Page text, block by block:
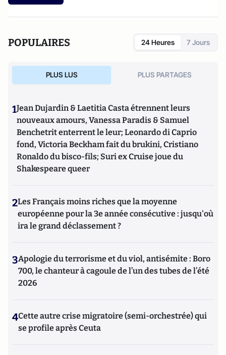
POPULAIRES 24 Heures 7 Jours
PLUS LUS PLUS PARTAGES
1Jean Dujardin & Laetitia Casta étrennent leurs
nouveaux amours, Vanessa Paradis & Samuel
Benchetrit enterrent le leur; Leonardo di Caprio
fond, Victoria Beckham fait du brukini, Cristiano
Ronaldo du bisco-fils; Suri ex Cruise joue du
Shakespeare queer
2Les Français moins riches que la moyenne
européenne pour la 3e année consécutive : jusqu'où
ira le grand déclassement ?
3Apologie du terrorisme et du viol, antisémite : Boro
700, le chanteur à cagoule de l’un des tubes de l’été
2026
4Cette autre crise migratoire (semi-orchestrée) qui
se profile après Ceuta